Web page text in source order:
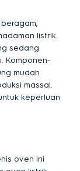
listrik.
sedang
Komponen-
mudah
massal.
keperluan
oven ini